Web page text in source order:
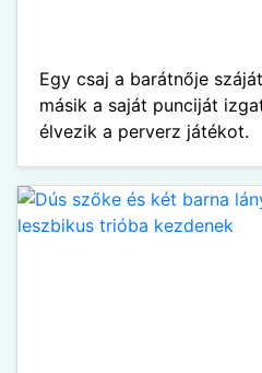
Egy csaj a barátnője
másik a saját punciját
élvezik a perverz játékot.